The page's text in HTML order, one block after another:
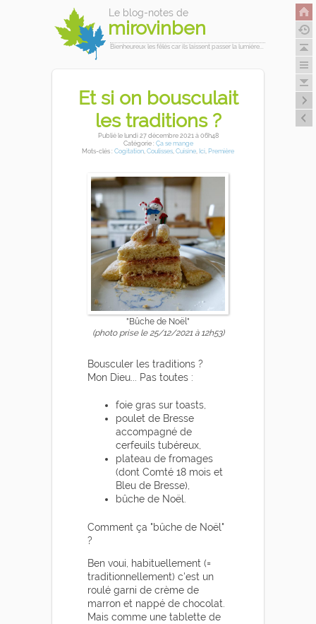
Le blog-notes de
mirovinben
Bienheureux les fêlés car ils laissent passer la lumière...
Et si on bousculait
les traditions ?
Publiéle lundi 27 décembre 2021 à 06h48
Catégorie : Ça se mange
Mots-clés : Cogitation Coulisses Cuisine Ici Première
"Bûche de Noël"
(photo prise le 25/12/2021 à 12h53)
Bousculer les traditions ?
Mon Dieu... Pas toutes :
foie gras sur toasts,
poulet de Bresse
accompagné de
cerfeuils tubéreux,
plateau de fromages
(dont Comté 18 mois et
Bleu de Bresse),
bûche de Noël.
Comment ça "bûche de Noël"
?
Ben voui, habituellement (=
traditionnellement) c'est un
roulé garni de crème de
marron et nappé de chocolat.
Mais comme une tablette de